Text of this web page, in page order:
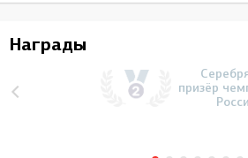
Награды
призёр